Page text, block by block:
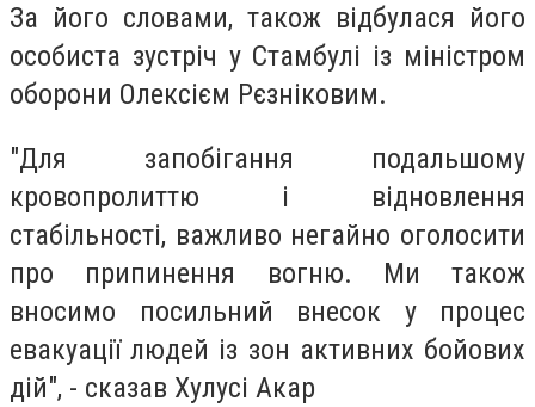
За його словами, також відбулася його
особиста зустріч у Стамбулі із міністром
оборони Олексієм Рєзніковим.
"Для запобігання подальшому
кровопролиттю і відновлення
стабільності, важливо негайно оголосити
про припинення вогню. Ми також
вносимо посильний внесок у процес
евакуації людей із зон активних бойових
дій", - сказав Хулусі Акар